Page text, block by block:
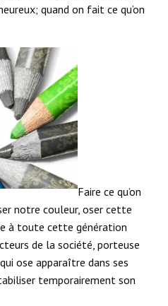
quand on fait ce qu’on
Faire ce qu’on
notre couleur, oser cette
à toute cette génération
de la société, porteuse
ose apparaître dans ses
temporairement son